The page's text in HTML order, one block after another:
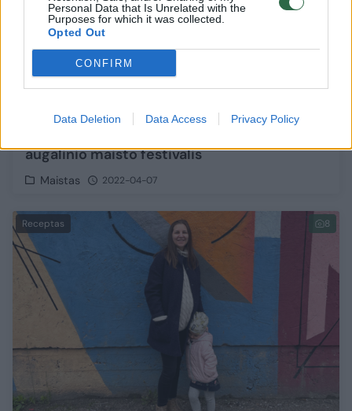
Personal Data that Is Unrelated with the
Purposes for which it was collected.
Opted Out
CONFIRM
Data Deletion Data Access Privacy Policy
augalinio maisto festivalis
Maistas 2022-04-07
Receptas 8